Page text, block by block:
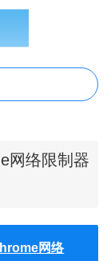
件简介
隐私设置来配
网络限制器
网络